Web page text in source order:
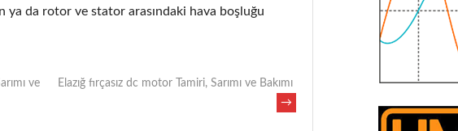
ya da rotor ve stator arasındaki hava boşluğu
ve
Elazığ fırçasız dc motor Tamiri, Sarımı ve Bakımı
→